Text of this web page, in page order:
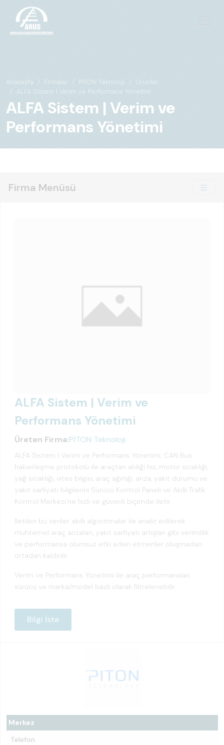
Anasayfa Firmalar PİTON Teknoloji
Ürünler
ALFA Sistem | Verim ve Performans Yönetimi
ALFA Sistem | Verim ve
Performans Yönetimi
Firma Menüsü
Merkez
Telefon
ALFA Sistem | Verim ve
Performans Yönetimi
Üreten Firma:PİTON Teknoloji
ALFA Sistem | Verim ve Performans Yönetimi; CAN Bus
haberleşme protokolü ile araçtan aldığı hız, motor sıcaklığı,
yağ sıcaklığı, vites bilgisi, araç ağırlığı, arıza, yakıt durumu ve
yakıt sarfiyatı bilgilerini Sürücü Kontrol Paneli ve Akıllı Trafik
Kontrol Merkezi’ne hızlı ve güvenli biçimde iletir.
İletilen bu veriler akıllı algoritmalar ile analiz edilerek
muhtemel araç arızaları, yakıt sarfiyatı artışları gibi verimlilik
ve performansa olumsuz etki eden etmenler oluşmadan
ortadan kaldırılır.
Verim ve Performans Yönetimi ile araç performansları
sürücü ve marka/model bazlı olarak filtrelenebilir.
Bilgi İste